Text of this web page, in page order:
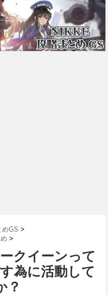
めGS >
>
クイーンって
為に活動して
？